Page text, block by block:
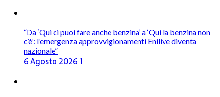
“Da ‘Qui ci puoi fare anche benzina’ a ‘Qui la benzina non
c’è’: l’emergenza approvvigionamenti Enilive diventa
nazionale”
6 Agosto 20261